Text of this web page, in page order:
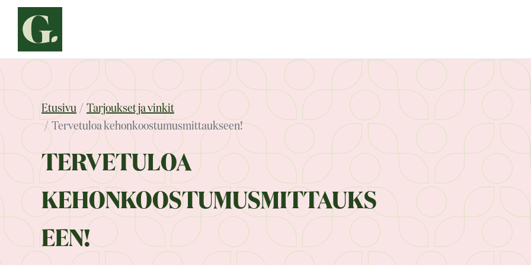
Siirry
sisältöön
Etusivu
Tarjoukset ja vinkit
Tervetuloa kehonkoostumusmittaukseen!
TERVETULOA
KEHONKOOSTUMUSMITTAUKS
EEN!